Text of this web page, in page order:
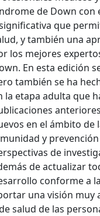
de Down con
que
y también una
los mejores
En esta edición
también se ha
la etapa adulta que
en el ámbito de
y
de
de actualizar
conforme a
una visión muy
salud de las